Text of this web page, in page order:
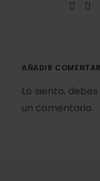
AÑADIR
Lo siento,
un comentario.